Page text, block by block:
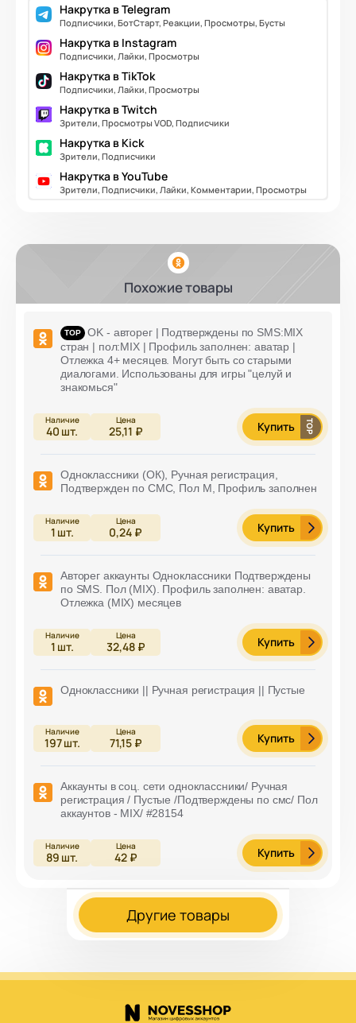
Накрутка в Telegram
Подписчики, БотСтарт, Реакции, Просмотры, Бусты
Накрутка в Instagram
Подписчики, Лайки, Просмотры
Накрутка в TikTok
Подписчики, Лайки, Просмотры
Накрутка в Twitch
Зрители, Просмотры VOD, Подписчики
Накрутка в Kick
Зрители, Подписчики
Накрутка в YouTube
Зрители, Подписчики, Лайки, Комментарии, Просмотры
Похожие товары
OK - авторег | Подтверждены по SMS:MIX
стран | пол:MIX | Профиль заполнен: аватар |
Отлежка 4+ месяцев. Могут быть со старыми
диалогами. Использованы для игры "целуй и
знакомься"
40 шт. 25,11 ₽ Купить
Одноклассники (ОК), Ручная регистрация,
Подтвержден по СМС, Пол М, Профиль заполнен
1 шт. 0,24 ₽ Купить
Авторег аккаунты Одноклассники Подтверждены
по SMS. Пол (MIX). Профиль заполнен: аватар.
Отлежка (MIX) месяцев
1 шт. 32,48 ₽ Купить
Одноклассники || Ручная регистрация || Пустые
197шт. 71,15 ₽ Купить
Аккаунты в соц. сети одноклассники/ Ручная
регистрация / Пустые /Подтверждены по смс/ Пол
аккаунтов - MIX/ #28154
89 шт. 42 ₽ Купить
Другие товары